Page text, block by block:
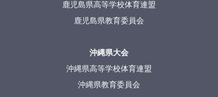
鹿児島県高等学校体育連盟
鹿児島県教育委員会
沖縄県大会
沖縄県高等学校体育連盟
沖縄県教育委員会